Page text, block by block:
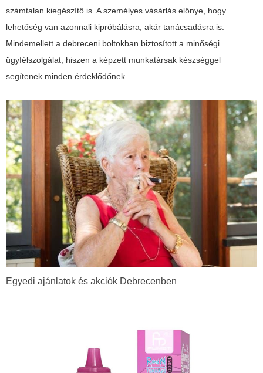
számtalan kiegészítő is. A személyes vásárlás előnye, hogy
lehetőség van azonnali kipróbálásra, akár tanácsadásra is.
Mindemellett a debreceni boltokban biztosított a minőségi
ügyfélszolgálat, hiszen a képzett munkatársak készséggel
segítenek minden érdeklődőnek.
Egyedi ajánlatok és akciók Debrecenben